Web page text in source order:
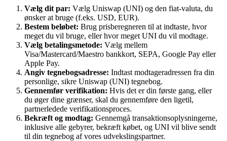
Vælg dit par: Vælg Uniswap (UNI) og den fiat-valuta, du
ønsker at bruge (f.eks. USD, EUR).
Bestem beløbet: Brug prisberegneren til at indtaste, hvor
meget du vil bruge, eller hvor meget UNI du vil modtage.
Vælg betalingsmetode: Vælg mellem
Visa/Mastercard/Maestro bankkort, SEPA, Google Pay eller
Apple Pay.
Angiv tegnebogsadresse: Indtast modtageradressen fra din
personlige, sikre Uniswap (UNI) tegnebog.
Gennemfør verifikation: Hvis det er din første gang, eller
du øger dine grænser, skal du gennemføre den ligetil,
partnerledede verifikationsproces.
Bekræft og modtag: Gennemgå transaktionsoplysningerne,
inklusive alle gebyrer, bekræft købet, og UNI vil blive sendt
til din tegnebog af vores udvekslingspartner.